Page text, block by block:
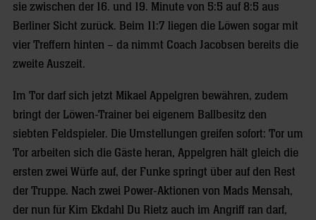
sie zwischen der 16. und 19. Minute von 5:5 auf 8:5 aus
Berliner Sicht zurück. Beim 11:7 liegen die Löwen sogar mit
vier Treffern hinten – da nimmt Coach Jacobsen bereits die
zweite Auszeit.
Im Tor darf sich jetzt Mikael Appelgren bewähren, zudem
bringt der Löwen-Trainer bei eigenem Ballbesitz den
siebten Feldspieler. Die Umstellungen greifen sofort: Tor um
Tor arbeiten sich die Gäste heran, Appelgren hält gleich die
ersten zwei Würfe auf, der Funke springt über auf den Rest
der Truppe. Nach zwei Power-Aktionen von Mads Mensah,
der nun für Kim Ekdahl Du Rietz auch im Angriff ran darf,